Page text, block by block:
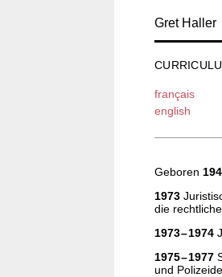
Gret Haller
français
english
Geboren
1973
die
1973 – 1974
1975 – 1977
und